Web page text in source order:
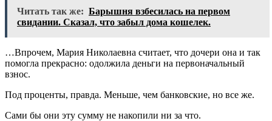
Читать так же: Барышня взбесилась на первом
свидании. Сказал, что забыл дома кошелек.
…Впрочем, Мария Николаевна считает, что дочери она и так
помогла прекрасно: одолжила деньги на первоначальный
взнос.
Под проценты, правда. Меньше, чем банковские, но все же.
Сами бы они эту сумму не накопили ни за что.